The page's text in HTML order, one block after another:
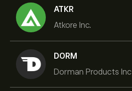
ATKR
Atkore Inc.
DORM
Dorman Products Inc